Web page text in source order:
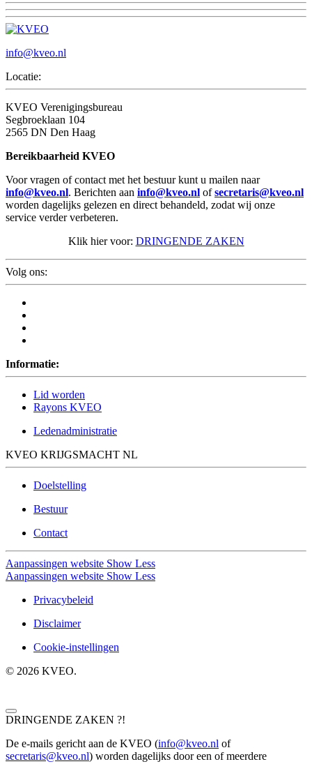
info@kveo.nl
Locatie:
KVEO Verenigingsbureau
Segbroeklaan 104
2565 DN Den Haag
Bereikbaarheid KVEO
Voor vragen of contact met het bestuur kunt u mailen naar
info@kveo.nl. Berichten aan info@kveo.nl ofsecretaris@kveo.nl
worden dagelijks gelezen en direct behandeld, zodat wij onze
service verder verbeteren.
Klik hier voor: DRINGENDE ZAKEN
Volg ons:
Informatie:
Lid worden
Rayons KVEO
Ledenadministratie
KVEO KRIJGSMACHT NL
Doelstelling
Bestuur
Contact
Aanpassingen website Show Less
Aanpassingen website Show Less
Privacybeleid
Disclaimer
Cookie-instellingen
© 2026 KVEO.
DRINGENDE ZAKEN ?!
De e-mails gericht aan de KVEO (info@kveo.nl of
secretaris@kveo.nl) worden dagelijks door een of meerdere